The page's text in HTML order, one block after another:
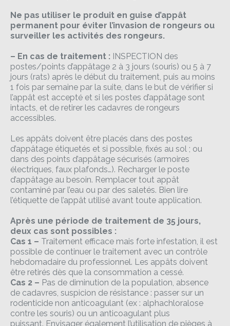
Ne pas utiliser le produit en guise d’appât
permanent pour éviter l’invasion de rongeurs ou
surveiller les activités des rongeurs.
– En cas de traitement : INSPECTION des
postes/points d’appâtage 2 à 3 jours (souris) ou 5 à 7
jours (rats) après le début du traitement, puis au moins
1 fois par semaine par la suite, dans le but de vérifier si
l’appât est accepté et si les postes d’appâtage sont
intacts, et de retirer les cadavres de rongeurs
accessibles.
Les appâts doivent être placés dans des postes
d’appâtage étiquetés et si possible, fixés au sol ; ou
dans des points d’appâtage sécurisés (armoires
électriques, faux plafonds…). Recharger le poste
d’appâtage au besoin. Remplacer tout appât
contaminé par l’eau ou par des saletés. Bien lire
l’étiquette de l’appât utilisé avant toute application.
Après une période de traitement de 35 jours,
deux cas sont possibles :
Cas 1 – Traitement efficace mais forte infestation, il est
possible de continuer le traitement avec un contrôle
hebdomadaire du professionnel. Les appâts doivent
être retirés dès que la consommation a cessé.
Cas 2 – Pas de diminution de la population, absence
de cadavres, suspicion de résistance : passer sur un
rodenticide non anticoagulant (ex : alphachloralose
contre les souris) ou un anticoagulant plus
puissant. Envisager également l’utilisation de pièges à